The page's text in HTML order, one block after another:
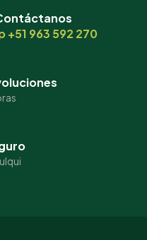
+51 963 592 270